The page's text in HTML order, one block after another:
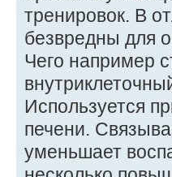
тренировок. В
безвредны для
Чего например
Используется
печени.
уменьшает